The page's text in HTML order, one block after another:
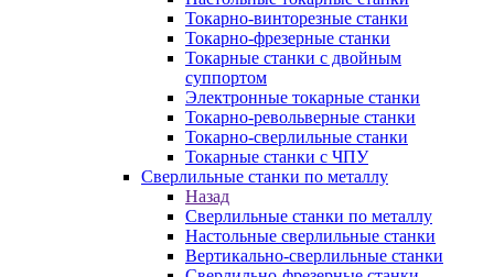
Токарно-винторезные станки
Токарно-фрезерные станки
Токарные станки с двойным
суппортом
Электронные токарные станки
Токарно-револьверные станки
Токарно-сверлильные станки
Токарные станки с ЧПУ
Сверлильные станки по металлу
Назад
Сверлильные станки по металлу
Настольные сверлильные станки
Вертикально-сверлильные станки